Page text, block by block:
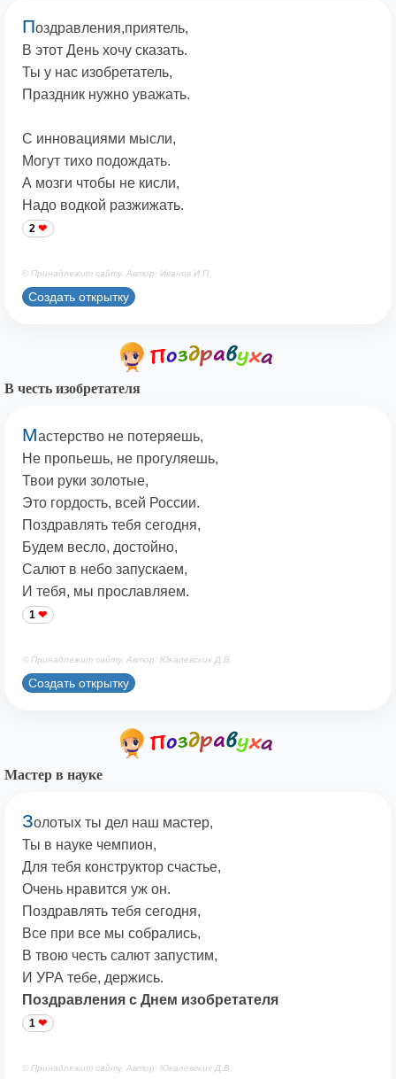
Поздравления,приятель,
В этот День хочу сказать.
Ты у нас изобретатель,
Праздник нужно уважать.
С инновациями мысли,
Могут тихо подождать.
А мозги чтобы не кисли,
Надо водкой разжижать.
2
© Принадлежит сайту. Автор: Иванов И.П.
Создать открытку
В честь изобретателя
Мастерство не потеряешь,
Не пропьешь, не прогуляешь,
Твои руки золотые,
Это гордость, всей России.
Поздравлять тебя сегодня,
Будем весло, достойно,
Салют в небо запускаем,
И тебя, мы прославляем.
1
© Принадлежит сайту. Автор: Юкалевских Д.В.
Создать открытку
Мастер в науке
Золотых ты дел наш мастер,
Ты в науке чемпион,
Для тебя конструктор счастье,
Очень нравится уж он.
Поздравлять тебя сегодня,
Все при все мы собрались,
В твою честь салют запустим,
И УРА тебе, держись.
Поздравления с Днем изобретателя
1
© Принадлежит сайту. Автор: Юкалевских Д.В.